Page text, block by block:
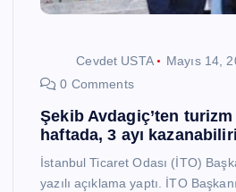
Cevdet USTA
Mayıs 14,
0 Comments
Şekib Avdagiç’ten turizm
haftada, 3 ayı
İstanbul Ticaret Odası (İTO)
yazılı açıklama yaptı. İTO